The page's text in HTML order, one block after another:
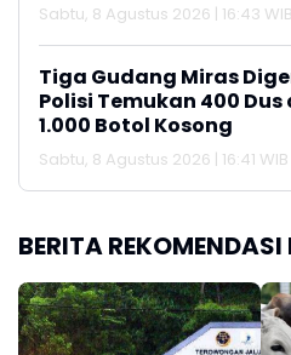
Sabtu, 8 Agustus 2026 | 16:43 WIB
Tiga Gudang Miras
Polisi Temukan 400 Dus
1.000 Botol Kosong
Sabtu, 8 Agustus 2026 | 16:41 WIB
BERITA